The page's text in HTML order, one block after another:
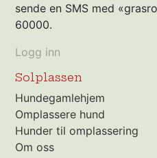
sende en SMS med
60000.
Logg inn
Solplassen
Hundegamlehjem
Omplassere hund
Hunder til omplassering
Om oss